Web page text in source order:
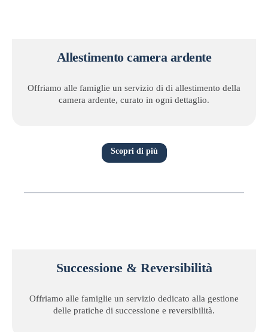
Allestimento camera ardente
Offriamo alle famiglie un servizio di di allestimento della
camera ardente, curato in ogni dettaglio.
Scopri di più
Successione & Reversibilità
Offriamo alle famiglie un servizio dedicato alla gestione
delle pratiche di successione e reversibilità.